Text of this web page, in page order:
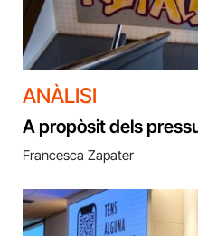
ANÀLISI
A propòsit dels
Francesca Zapater